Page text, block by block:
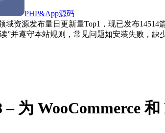
PHP&App源码
域资源发布量日更新量Top1，现已发布
”并遵守本站规则，常见问题如安装失败，缺少
为 WooCommerce